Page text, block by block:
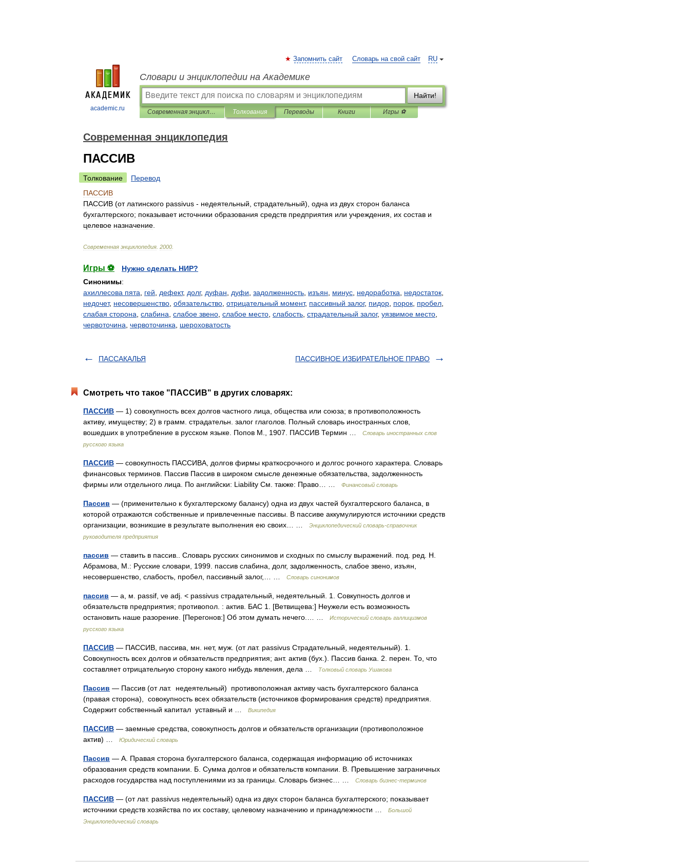
academic.ru
RU
Запомнить сайт Словарь на свой сайт
Словари и энциклопедии на Академике
Найти!
Современная энциклопедия Толкования Переводы Книги Игры ⚽
Современная энциклопедия
ПАССИВ
Толкование
Перевод
ПАССИВ
ПАССИВ (от латинского passivus - недеятельный страдательный), одна из двух сторон баланса
бухгалтерского; показывает источники образования средств предприятия или учреждения их состав и
целевое назначение
Современная энциклопедия 2000
Игры ⚽
Нужно сделать НИР?
Синонимы:
ахиллесова пята
гей дефект, долг, дуфан дуфи задолженность изъян минус недоработка недостаток
недочет, несовершенство обязательство отрицательный момент, пассивный залог, пидор порок пробел
слабая сторона слабина слабое звено слабое место слабость страдательный залог, уязвимое место
червоточина червоточинка шероховатость
ПАССАКАЛЬЯ ПАССИВНОЕ ИЗБИРАТЕЛЬНОЕ ПРАВО
Смотреть что такое "ПАССИВ" в других словарях:
ПАССИВ — 1) совокупность всех долгов частного лица, общества или союза; в противоположность
активу, имуществу; 2) в грамм. страдательн. залог глаголов. Полный словарь иностранных слов,
вошедших в употребление в русском языке. Попов М., 1907. ПАССИВ Термин …
Словарь иностранных слов
русского языка
ПАССИВ — совокупность ПАССИВА, долгов фирмы краткосрочного и долгос рочного характера. Словарь
финансовых терминов. Пассив Пассив в широком смысле денежные обязательства, задолженность
фирмы или отдельного лица. По английски: Liability См. также: Право… …
Финансовый словарь
Пассив — (применительно к бухгалтерскому балансу) одна из двух частей бухгалтерского баланса, в
которой отражаются собственные и привлеченные пассивы. В пассиве аккумулируются источники средств
организации, возникшие в результате выполнения ею своих… …
Энциклопедический словарь-справочник
руководителя предприятия
пассив — ставить в пассив.. Словарь русских синонимов и сходных по смыслу выражений. под. ред. Н.
Абрамова, М.: Русские словари, 1999. пассив слабина, долг, задолженность, слабое звено, изъян,
несовершенство, слабость, пробел, пассивный залог,… …
Словарь синонимов
пассив — а, м. passif, ve adj. < passivus страдательный, недеятельный. 1. Совкупность долгов и
обязательств предприятия; противопол. : актив. БАС 1. [Ветвищева:] Неужели есть возможность
остановить наше разорение. [Перегонов:] Об этом думать нечего.… …
Исторический словарь галлицизмов
русского языка
ПАССИВ — ПАССИВ, пассива, мн. нет, муж. (от лат. passivus Страдательный, недеятельный). 1.
Совокупность всех долгов и обязательств предприятия; ант. актив (бух.). Пассив банка. 2. перен. То, что
составляет отрицательную сторону какого нибудь явления, дела …
Толковый словарь Ушакова
Пассив — Пассив (от лат. недеятельный) противоположная активу часть бухгалтерского баланса
(правая сторона), совокупность всех обязательств (источников формирования средств) предприятия.
Содержит собственный капитал уставный и …
Википедия
ПАССИВ — заемные средства, совокупность долгов и обязательств организации (противоположное
актив) …
Юридический словарь
Пассив — А. Правая сторона бухгалтерского баланса, содержащая информацию об источниках
образования средств компании. Б. Сумма долгов и обязательств компании. В. Превышение заграничных
расходов государства над поступлениями из за границы. Словарь бизнес… …
Словарь бизнес-терминов
ПАССИВ — (от лат. passivus недеятельный) одна из двух сторон баланса бухгалтерского; показывает
источники средств хозяйства по их составу, целевому назначению и принадлежности …
Большой
Энциклопедический словарь